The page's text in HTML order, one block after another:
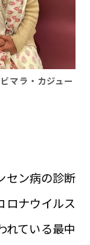
マラ・カジュー
セン病の診断
ロナウイルス
れている最中